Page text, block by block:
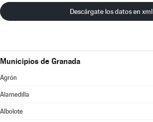
Descárgate los datos en xml
Municipios de Granada
Agrón
Alamedilla
Albolote